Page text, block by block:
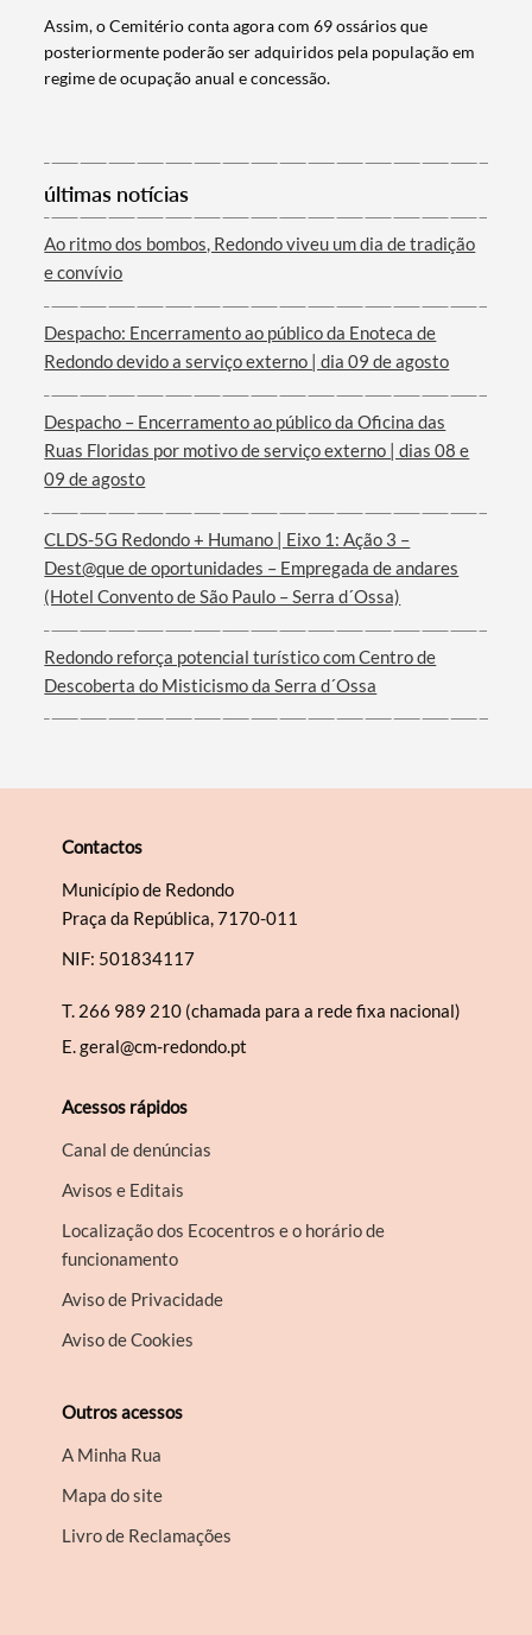
Termo de Pesquisa
Categorias gerais
Filtros
Assim, o Cemitério conta agora com 69 ossários que
posteriormente poderão ser adquiridos pela população em
regime de ocupação anual e concessão.
últimas notícias
Ao ritmo dos bombos, Redondo viveu um dia de tradição
e convívio
Despacho: Encerramento ao público da Enoteca de
Redondo devido a serviço externo | dia 09 de agosto
Despacho – Encerramento ao público da Oficina das
Ruas Floridas por motivo de serviço externo | dias 08 e
09 de agosto
CLDS-5G Redondo + Humano | Eixo 1: Ação 3 –
Dest@que de oportunidades – Empregada de andares
(Hotel Convento de São Paulo – Serra d´Ossa)
Redondo reforça potencial turístico com Centro de
Descoberta do Misticismo da Serra d´Ossa
Contactos
Município de Redondo
Praça da República, 7170-011
NIF: 501834117
T. 266 989 210 (chamada para a rede fixa nacional)
E.geral@cm-redondo.pt
Acessos rápidos
Canal de denúncias
Avisos e Editais
Localização dos Ecocentros e o horário de
funcionamento
Aviso de Privacidade
Aviso de Cookies
Outros acessos
A Minha Rua
Mapa do site
Livro de Reclamações